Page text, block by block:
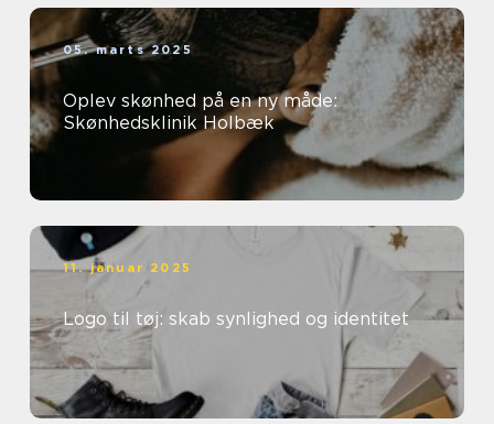
05. marts 2025
Oplev skønhed på en ny måde:
Skønhedsklinik Holbæk
11. januar 2025
Logo til tøj: skab synlighed og identitet